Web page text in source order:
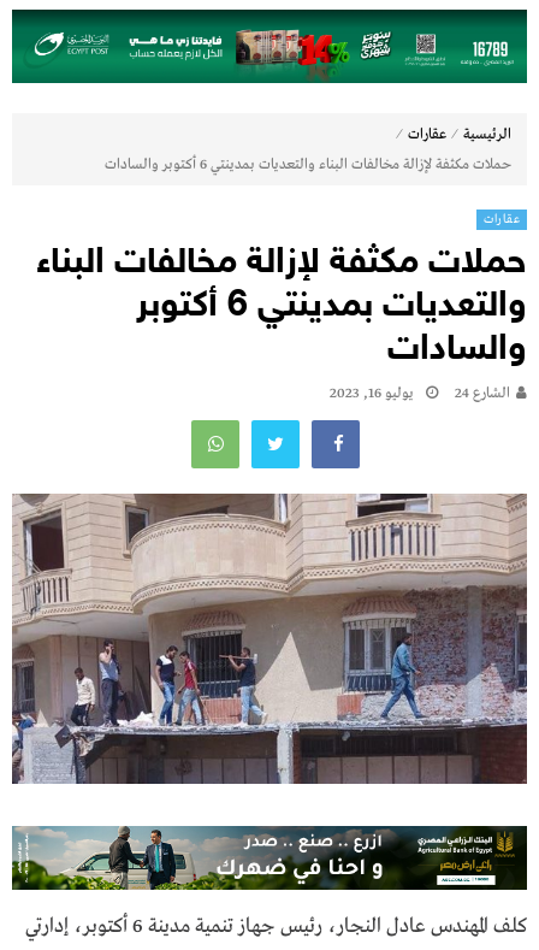
الرئيسية ⁄ عقارات ⁄
حملات مكثفة لإزالة مخالفات البناء والتعديات بمدينتي 6 أكتوبر والسادات
عقارات
حملات مكثفة لإزالة مخالفات البناء
والتعديات بمدينتي 6 أكتوبر
والسادات
الشارع 24 يوليو 16, 2023
كلف المهندس عادل النجار، رئيس جهاز تنمية مدينة 6 أكتوبر، إدارتي